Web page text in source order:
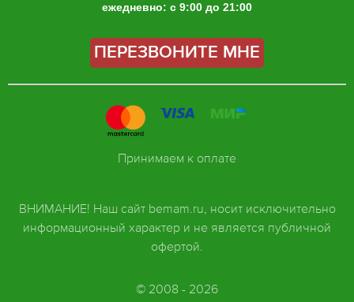
ежедневно: с 9:00 до 21:00
ПЕРЕЗВОНИТЕ МНЕ
ВНИМАНИЕ! Наш сайт bemam.ru, носит исключительно
информационный характер и не является публичной
офертой.
© 2008 - 2026
Принимаем к оплате